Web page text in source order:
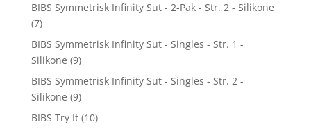
BIBS Symmetrisk Infinity Sut - 2-Pak - Str. 2 - Silikone
(7)
BIBS Symmetrisk Infinity Sut - Singles - Str. 1 -
Silikone (9)
BIBS Symmetrisk Infinity Sut - Singles - Str. 2 -
Silikone (9)
BIBS Try It (10)